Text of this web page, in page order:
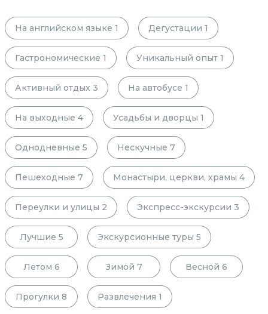
На английском языке 1 Дегустации 1
Гастрономические 1 Уникальный опыт 1
Активный отдых 3 На автобусе 1
На выходные 4 Усадьбы и дворцы 1
Однодневные 5 Нескучные 7
Пешеходные 7 Монастыри, церкви, храмы 4
Переулки и улицы 2 Экспресс-экскурсии 3
Лучшие 5 Экскурсионные туры 5
Летом 6 Зимой 7 Весной 6
Прогулки 8 Развлечения 1